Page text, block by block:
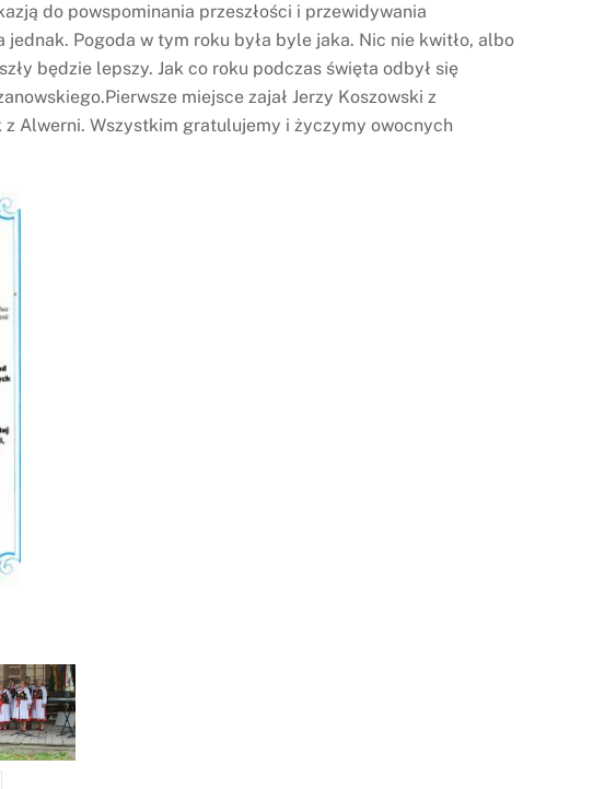
do powspominania przeszłości i przewidywania
Pogoda w tym roku była byle jaka. Nic nie kwitło, albo
będzie lepszy. Jak co roku podczas święta odbył się
miejsce zajał Jerzy Koszowski z
z Alwerni. Wszystkim gratulujemy i życzymy owocnych